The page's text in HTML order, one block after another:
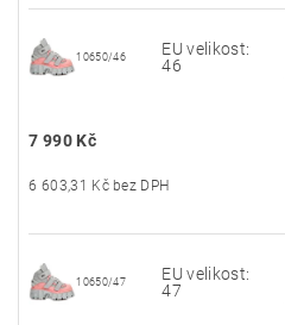
10650/46
EU velikost:
46
7 990 Kč
6 603,31 Kč bez DPH
10650/47
EU velikost:
47